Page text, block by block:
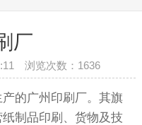
厂
浏览次数：1636
的广州印刷厂。其旗
制品印刷、货物及技